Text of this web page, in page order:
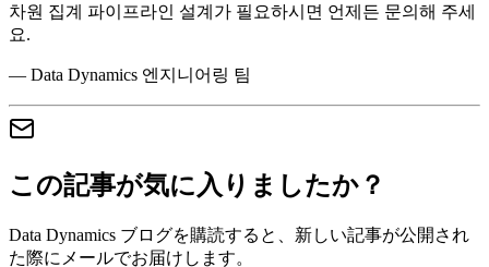
차원 집계 파이프라인 설계가 필요하시면 언제든 문의해 주세
요.
— Data Dynamics 엔지니어링 팀
この記事が気に入りましたか？
Data Dynamics ブログを購読すると、新しい記事が公開され
た際にメールでお届けします。